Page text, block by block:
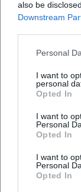
also be
Downstream
Personal
I want to
personal
Opted In
I want to
Personal
Opted In
I want to
Personal
Opted In
Wie viel
Ist der
Ist die